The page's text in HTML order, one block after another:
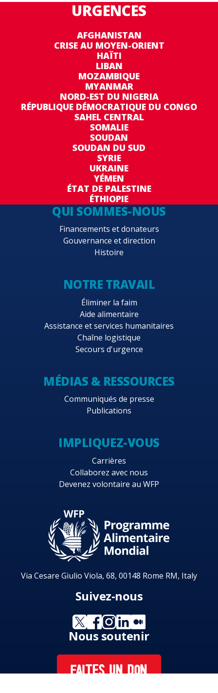
URGENCES
AFGHANISTAN
CRISE AU MOYEN-ORIENT
HAÏTI
LIBAN
MOZAMBIQUE
MYANMAR
NORD-EST DU NIGERIA
RÉPUBLIQUE DÉMOCRATIQUE DU CONGO
SAHEL CENTRAL
SOMALIE
SOUDAN
SOUDAN DU SUD
SYRIE
UKRAINE
YÉMEN
ÉTAT DE PALESTINE
ÉTHIOPIE
QUI SOMMES-NOUS
Financements et donateurs
Gouvernance et direction
Histoire
NOTRE TRAVAIL
Éliminer la faim
Aide alimentaire
Assistance et services humanitaires
Chaîne logistique
Secours d'urgence
MÉDIAS & RESSOURCES
Communiqués de presse
Publications
IMPLIQUEZ-VOUS
Carrières
Collaborez avec nous
Devenez volontaire au WFP
Via Cesare Giulio Viola, 68, 00148 Rome RM, Italy
Suivez-nous
Nous soutenir
FAITES UN DON